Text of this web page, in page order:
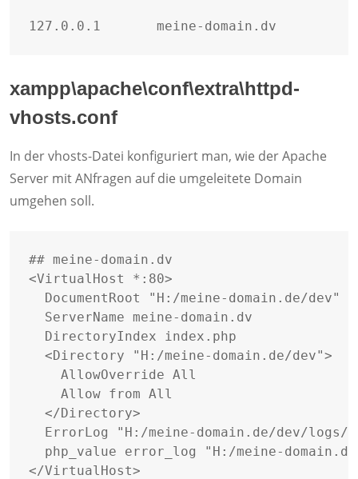
127.0.0.1       meine-domain.dv
xampp\apache\conf\extra\httpd-
vhosts.conf
In der vhosts-Datei konfiguriert man, wie der Apache
Server mit ANfragen auf die umgeleitete Domain
umgehen soll.
## meine-domain.dv
<VirtualHost *:80>
  DocumentRoot "H:/meine-domain.de/dev"
  ServerName meine-domain.dv
  DirectoryIndex index.php
  <Directory "H:/meine-domain.de/dev">
    AllowOverride All
    Allow from All
  </Directory>
ErrorLog "H:/meine-domain.de/dev/logs/
php_value error_log "H:/meine-
</VirtualHost>